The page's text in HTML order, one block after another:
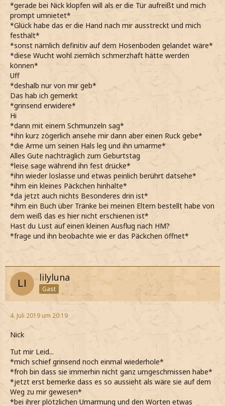
*gerade bei Nick klopfen will als er die Tür aufreißt und mich
prompt umnietet*
*Glück habe das er die Hand nach mir ausstreckt und mich
festhält*
*sonst nämlich definitiv auf dem Hosenboden gelandet wäre*
*diese Wucht wohl ziemlich schmerzhaft hätte werden
können*
Uff
*deshalb nur von mir geb*
Das hab ich gemerkt
*grinsend erwidere*
Hi
*dann mit einem Schmunzeln sag*
*ihn kurz zögerlich ansehe mir dann aber einen Ruck gebe*
*die Arme um seinen Hals leg und ihn umarme*
Alles Gute nachträglich zum Geburtstag
*leise sage während ihn fest drücke*
*ihn wieder loslasse und etwas peinlich berührt datsehe*
*ihm ein kleines Päckchen hinhalte*
*da jetzt auch nichts Besonderes drin ist*
*ihm ein Buch über Tränke bei meinen Eltern bestellt habe von
dem weiß das es hier nicht erschienen ist*
Hast du Lust auf einen kleinen Ausflug nach HM?
*frage und ihn beobachte wie er das Päckchen öffnet*
lilyluna
Gast
4. Juli 2019 um 20:19
Nick
Tut mir Leid...
*mich schief grinsend noch einmal wiederhole*
*froh bin dass sie immerhin nicht ganz umgeschmissen habe*
*jetzt erst bemerke dass es so aussieht als wäre sie auf dem
Weg zu mir gewesen*
*bei ihrer plötzlichen Umarmung und den Worten etwas